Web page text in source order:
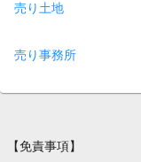
売り土地
売り事務所
【免責事項】